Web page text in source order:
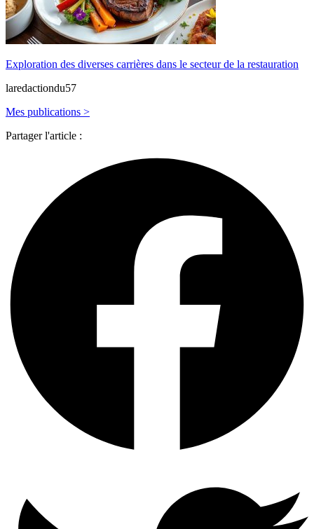
Exploration des diverses carrières dans le secteur de la restauration
laredactiondu57
Mes publications >
Partager l'article :